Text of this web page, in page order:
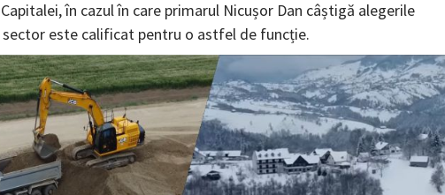
în cazul în care primarul Nicușor Dan câștigă alegerile
sector este calificat pentru o astfel de funcție.